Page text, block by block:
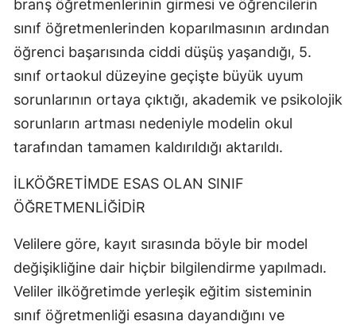
branş öğretmenlerinin girmesi ve öğrencilerin
sınıf öğretmenlerinden koparılmasının ardından
öğrenci başarısında ciddi düşüş yaşandığı, 5.
sınıf ortaokul düzeyine geçişte büyük uyum
sorunlarının ortaya çıktığı, akademik ve psikolojik
sorunların artması nedeniyle modelin okul
tarafından tamamen kaldırıldığı aktarıldı.
İLKÖĞRETİMDE ESAS OLAN SINIF
ÖĞRETMENLİĞİDİR
Velilere göre, kayıt sırasında böyle bir model
değişikliğine dair hiçbir bilgilendirme yapılmadı.
Veliler ilköğretimde yerleşik eğitim sisteminin
sınıf öğretmenliği esasına dayandığını ve